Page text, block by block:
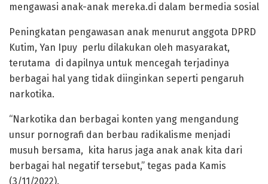
mengawasi anak-anak mereka.di dalam bermedia sosial
Peningkatan pengawasan anak menurut anggota DPRD
Kutim, Yan Ipuy perlu dilakukan oleh masyarakat,
terutama di dapilnya untuk mencegah terjadinya
berbagai hal yang tidak diinginkan seperti pengaruh
narkotika.
“Narkotika dan berbagai konten yang mengandung
unsur pornografi dan berbau radikalisme menjadi
musuh bersama, kita harus jaga anak anak kita dari
berbagai hal negatif tersebut,” tegas pada Kamis
(3/11/2022).